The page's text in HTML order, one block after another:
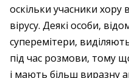
оскільки учасники хору
вірусу. Деякі особи,
суперемітери,
під час розмови, тому
і мають більш виразну